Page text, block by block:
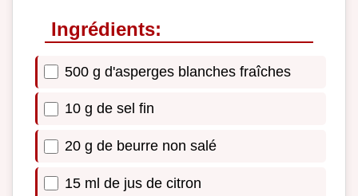
Ingrédients:
500 g d'asperges blanches fraîches
10 g de sel fin
20 g de beurre non salé
15 ml de jus de citron